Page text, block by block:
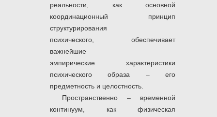
реальности, как основной
координационный принцип
структурирования
психического,
обеспечивает
важнейшие
эмпирические характеристики
психического образа – его
предметность и целостность.
Пространственно – временной
континуум, как физическая